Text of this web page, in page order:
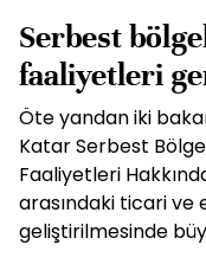
Serbest
faaliyetleri
Öte yandan iki
Katar Serbest
Faaliyetleri
arasındaki ticari ve
geliştirilmesinde